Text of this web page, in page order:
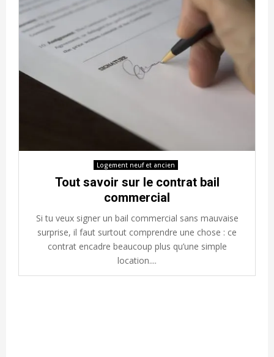
Logement neuf et ancien
Tout savoir sur le contrat bail
commercial
Si tu veux signer un bail commercial sans mauvaise
surprise, il faut surtout comprendre une chose : ce
contrat encadre beaucoup plus qu’une simple
location....